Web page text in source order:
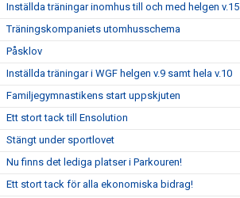
Inställda träningar inomhus till och med helgen v.15
Träningskompaniets utomhusschema
Påsklov
Inställda träningar i WGF helgen v.9 samt hela v.10
Familjegymnastikens start uppskjuten
Ett stort tack till Ensolution
Stängt under sportlovet
Nu finns det lediga platser i Parkouren!
Ett stort tack för alla ekonomiska bidrag!